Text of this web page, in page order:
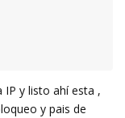
IP y listo ahí esta ,
y pais de